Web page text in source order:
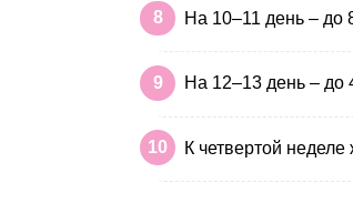
На 10–11 день – до
На 12–13 день – до
К четвертой